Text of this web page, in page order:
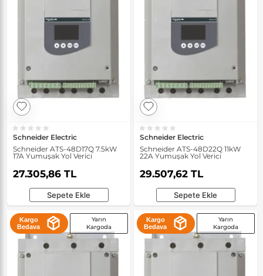
Schneider Electric
Schneider ATS-48D17Q 7.5kW
17A Yumuşak Yol Verici
27.305,86 TL
Sepete Ekle
Schneider Electric
Schneider ATS-48D22Q 11kW
22A Yumuşak Yol Verici
29.507,62 TL
Sepete Ekle
Kargo
Bedava
Yarın
Kargoda
Kargo
Bedava
Yarın
Kargoda